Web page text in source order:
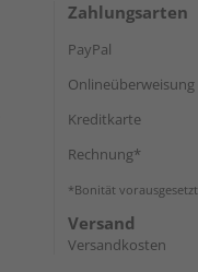
Zahlungsarten
PayPal
Onlineüberweisung
Kreditkarte
Rechnung*
*Bonität vorausgesetzt
Versand
Versandkosten